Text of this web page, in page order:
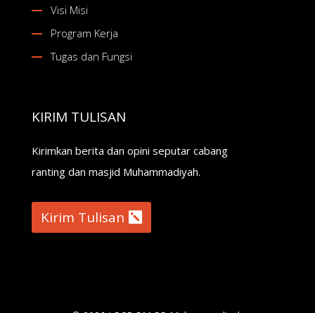
Visi Misi
Program Kerja
Tugas dan Fungsi
KIRIM TULISAN
Kirimkan berita dan opini seputar cabang
ranting dan masjid Muhammadiyah.
Kirim Tulisan